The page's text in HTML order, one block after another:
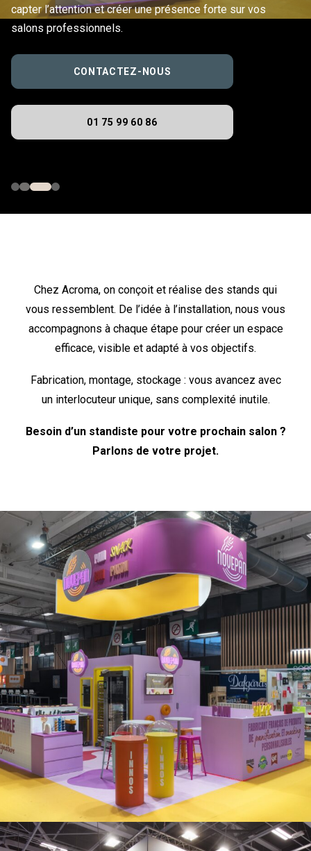
capter l’attention et créer une présence forte sur vos
salons professionnels.
CONTACTEZ-NOUS
01 75 99 60 86
Chez Acroma, on conçoit et réalise des stands qui
vous ressemblent. De l’idée à l’installation, nous vous
accompagnons à chaque étape pour créer un espace
efficace, visible et adapté à vos objectifs.
Fabrication, montage, stockage : vous avancez avec
un interlocuteur unique, sans complexité inutile.
Besoin d’un standiste pour votre prochain salon ?
Parlons de votre projet.